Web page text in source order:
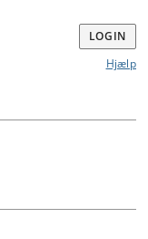
LOGIN
Hjælp